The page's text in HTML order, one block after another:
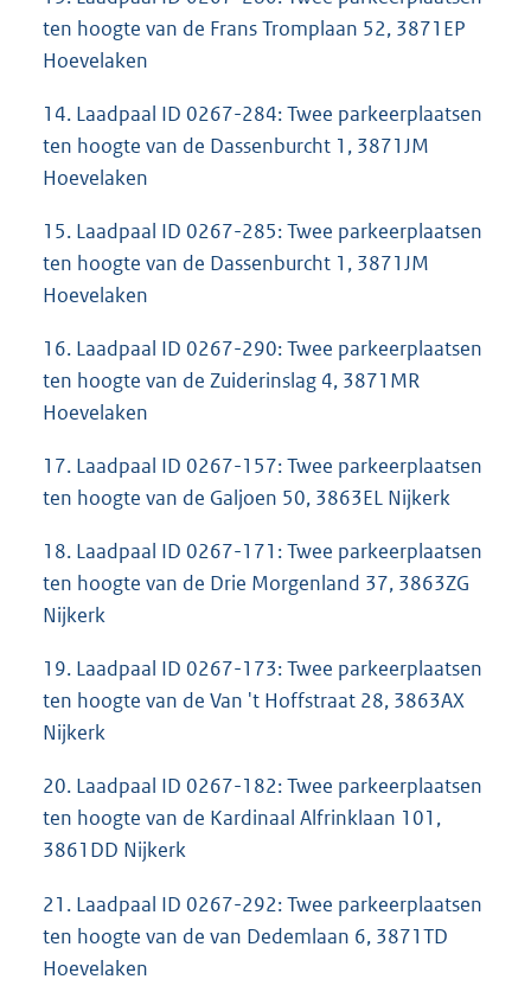
ten hoogte van de Frans Tromplaan 52, 3871EP
Hoevelaken
14. Laadpaal ID 0267-284: Twee parkeerplaatsen
ten hoogte van de Dassenburcht 1, 3871JM
Hoevelaken
15. Laadpaal ID 0267-285: Twee parkeerplaatsen
ten hoogte van de Dassenburcht 1, 3871JM
Hoevelaken
16. Laadpaal ID 0267-290: Twee parkeerplaatsen
ten hoogte van de Zuiderinslag 4, 3871MR
Hoevelaken
17. Laadpaal ID 0267-157: Twee parkeerplaatsen
ten hoogte van de Galjoen 50, 3863EL Nijkerk
18. Laadpaal ID 0267-171: Twee parkeerplaatsen
ten hoogte van de Drie Morgenland 37, 3863ZG
Nijkerk
19. Laadpaal ID 0267-173: Twee parkeerplaatsen
ten hoogte van de Van 't Hoffstraat 28, 3863AX
Nijkerk
20. Laadpaal ID 0267-182: Twee parkeerplaatsen
ten hoogte van de Kardinaal Alfrinklaan 101,
3861DD Nijkerk
21. Laadpaal ID 0267-292: Twee parkeerplaatsen
ten hoogte van de van Dedemlaan 6, 3871TD
Hoevelaken